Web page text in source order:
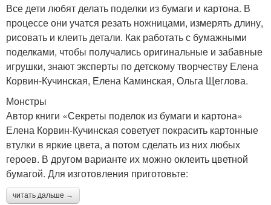
Все дети любят делать поделки из бумаги и картона. В
процессе они учатся резать ножницами, измерять длину,
рисовать и клеить детали. Как работать с бумажными
поделками, чтобы получались оригинальные и забавные
игрушки, знают эксперты по детскому творчеству Елена
Корвин-Кучинская, Елена Каминская, Ольга Щеглова.
Монстры
Автор книги «Секреты поделок из бумаги и картона»
Елена Корвин-Кучинская советует покрасить картонные
втулки в яркие цвета, а потом сделать из них любых
героев. В другом варианте их можно оклеить цветной
бумагой. Для изготовления приготовьте:
читать дальше →